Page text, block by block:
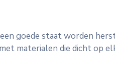
goede staat worden
materialen die dicht op